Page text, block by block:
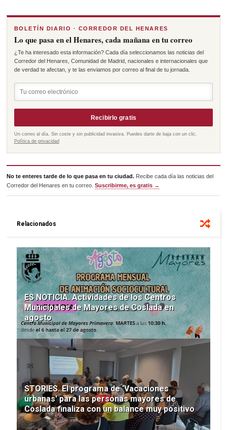
BOLETÍN DIARIO · CORREDOR DEL HENARES
Lo que pasa en el Henares, cada mañana en tu correo
¿Te ha interesado esta información? Cada día seleccionamos las noticias del
Corredor del Henares, Comunidad de Madrid, nacionales e internacionales que
de verdad te afectan, y te las enviamos por correo al final de tu jornada.
Recibirlo gratis
Un correo al día. Sin coste y sin publicidad invasiva. Puedes darte de baja con un clic.
Política de privacidad
No te enteres tarde de lo que pasa en tu ciudad. Recibe cada día las noticias del
Corredor del Henares en tu correo.Suscribirme, es gratis →
Relacionados
ES NOTICIA. Actividades de los Centros
Municipales de Mayores de Coslada en
agosto
STORIES. El programa de ‘Vacaciones
urbanas' para las personas mayores de
Coslada finaliza con un balance muy positivo